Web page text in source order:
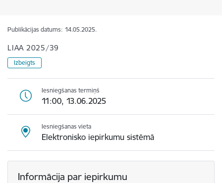
Publikācijas datums: 14.05.2025.
LIAA 2025/39
Izbeigts
Iesniegšanas termiņš
11:00, 13.06.2025
Iesniegšanas vieta
Elektronisko iepirkumu sistēmā
Informācija par iepirkumu